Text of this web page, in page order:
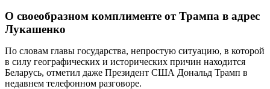
О своеобразном комплименте от Трампа в адрес
Лукашенко
По словам главы государства, непростую ситуацию, в которой
в силу географических и исторических причин находится
Беларусь, отметил даже Президент США Дональд Трамп в
недавнем телефонном разговоре.